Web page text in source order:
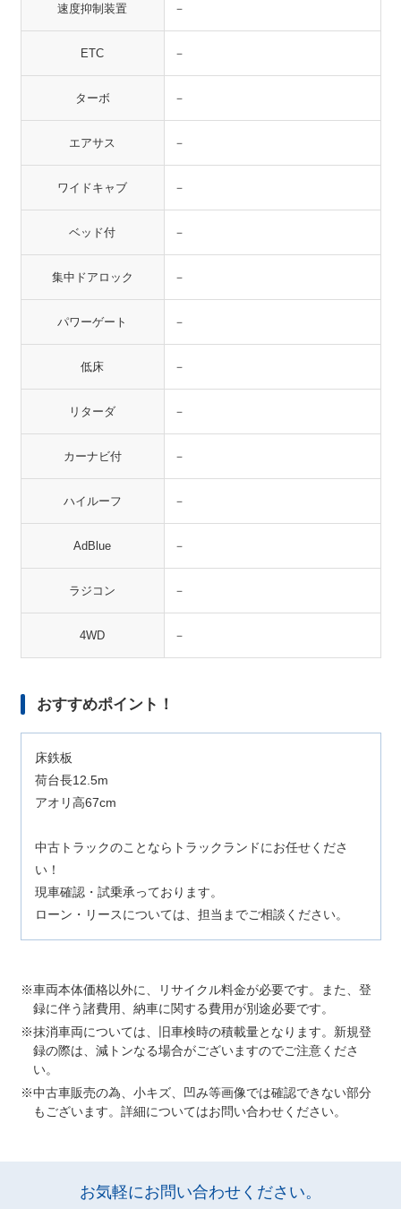
速度抑制装置 －
ETC －
ターボ －
エアサス －
ワイドキャブ －
ベッド付 －
集中ドアロック －
パワーゲート －
低床 －
リターダ －
カーナビ付 －
ハイルーフ －
AdBlue －
ラジコン －
4WD －
おすすめポイント！
床鉄板
荷台長12.5m
アオリ高67cm
中古トラックのことならトラックランドにお任せくださ
い！
現車確認・試乗承っております。
ローン・リースについては、担当までご相談ください。
車両本体価格以外に、リサイクル料金が必要です。また、登
録に伴う諸費用、納車に関する費用が別途必要です。
抹消車両については、旧車検時の積載量となります。新規登
録の際は、減トンなる場合がございますのでご注意くださ
い。
中古車販売の為、小キズ、凹み等画像では確認できない部分
もございます。詳細についてはお問い合わせください。
お気軽にお問い合わせください。